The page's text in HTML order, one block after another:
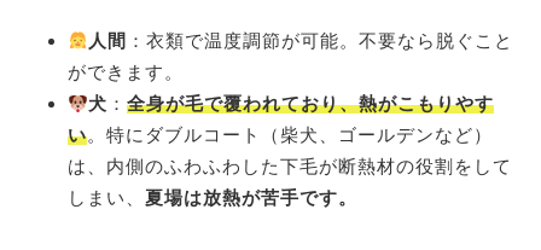
人間 ：衣類で温度調節が可能。不要なら脱ぐこと
ができます。
犬 ： 全身が毛で覆われており、熱がこもりやす
い。特にダブルコート（柴犬、ゴールデンなど）
は、内側のふわふわした下毛が断熱材の役割をして
しまい、 夏場は放熱が苦手です。